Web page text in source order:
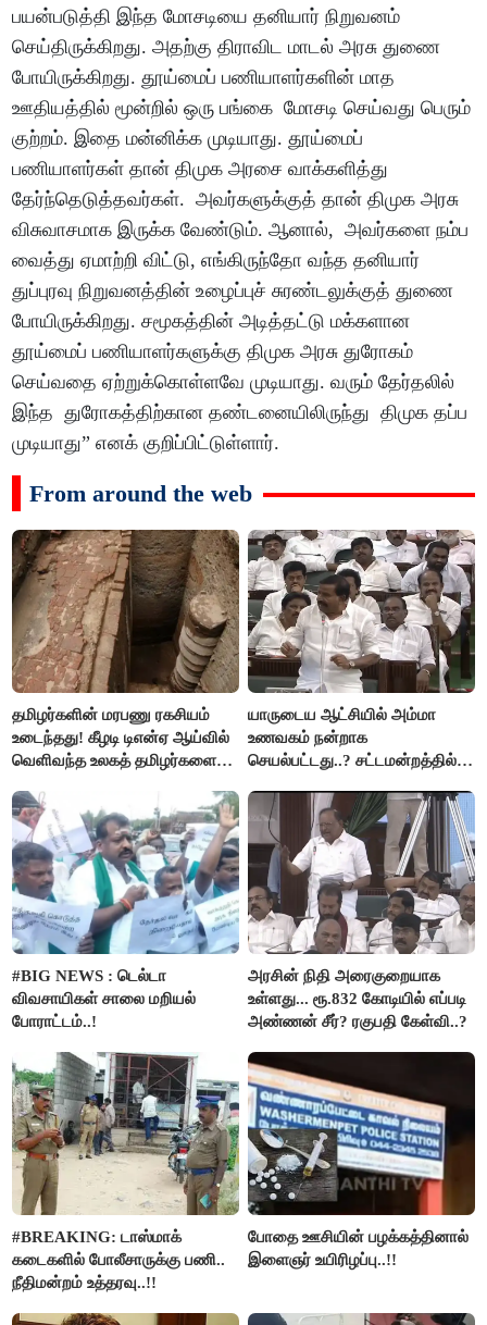
பயன்படுத்தி இந்த மோசடியை தனியார் நிறுவனம்
செய்திருக்கிறது. அதற்கு திராவிட மாடல் அரசு துணை
போயிருக்கிறது. தூய்மைப் பணியாளர்களின் மாத
ஊதியத்தில் மூன்றில் ஒரு பங்கை மோசடி செய்வது பெரும்
குற்றம். இதை மன்னிக்க முடியாது. தூய்மைப்
பணியாளர்கள் தான் திமுக அரசை வாக்களித்து
தேர்ந்தெடுத்தவர்கள். அவர்களுக்குத் தான் திமுக அரசு
விசுவாசமாக இருக்க வேண்டும். ஆனால், அவர்களை நம்ப
வைத்து ஏமாற்றி விட்டு, எங்கிருந்தோ வந்த தனியார்
துப்புரவு நிறுவனத்தின் உழைப்புச் சுரண்டலுக்குத் துணை
போயிருக்கிறது. சமூகத்தின் அடித்தட்டு மக்களான
தூய்மைப் பணியாளர்களுக்கு திமுக அரசு துரோகம்
செய்வதை ஏற்றுக்கொள்ளவே முடியாது. வரும் தேர்தலில்
இந்த துரோகத்திற்கான தண்டனையிலிருந்து திமுக தப்ப
முடியாது” எனக் குறிப்பிட்டுள்ளார்.
From around the web
தமிழர்களின் மரபணு ரகசியம்
உடைந்தது! கீழடி டிஎன்ஏ ஆய்வில்
வெளிவந்த உலகத் தமிழர்களை
யாருடைய ஆட்சியில் அம்மா
உணவகம் நன்றாக
செயல்பட்டது..? சட்டமன்றத்தில்
#BIG NEWS : டெல்டா
விவசாயிகள் சாலை மறியல்
போராட்டம்..!
அரசின் நிதி அரைகுறையாக
உள்ளது... ரூ.832 கோடியில் எப்படி
அண்ணன் சீர்? ரகுபதி கேள்வி..?
#BREAKING: டாஸ்மாக்
கடைகளில் போலீசாருக்கு பணி..
நீதிமன்றம் உத்தரவு..!!
போதை ஊசியின் பழக்கத்தினால்
இளைஞர் உயிரிழப்பு..!!